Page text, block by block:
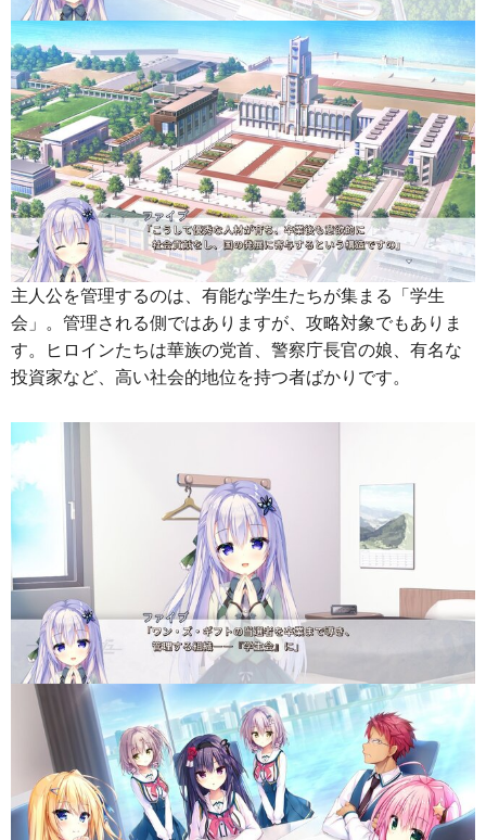
主人公を管理するのは、有能な学生たちが集まる「学生
会」。管理される側ではありますが、攻略対象でもありま
す。ヒロインたちは華族の党首、警察庁長官の娘、有名な
投資家など、高い社会的地位を持つ者ばかりです。